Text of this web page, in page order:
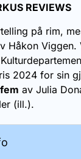
REVIEWS
på rim,
Håkon Viggen.
2024 for sin
av Julia
(ill.).